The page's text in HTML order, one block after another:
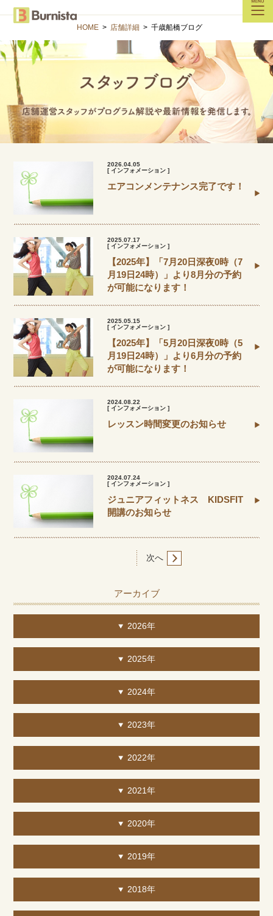
HOME > 店舗詳細 > 千歳船橋ブログ
2026.04.05
[ インフォメーション ]
エアコンメンテナンス完了です！
2025.07.17
[ インフォメーション ]
【2025年】「7月20日深夜0時（7
月19日24時）」より8月分の予約
が可能になります！
2025.05.15
[ インフォメーション ]
【2025年】「5月20日深夜0時（5
月19日24時）」より6月分の予約
が可能になります！
2024.08.22
[ インフォメーション ]
レッスン時間変更のお知らせ
2024.07.24
[ インフォメーション ]
ジュニアフィットネス KIDSFIT
開講のお知らせ
次へ
アーカイブ
2026年
2025年
2024年
2023年
2022年
2021年
2020年
2019年
2018年